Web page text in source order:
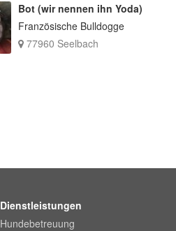
Bot (wir nennen ihn Yoda)
Französische Bulldogge
77960 Seelbach
Dienstleistungen
Hundebetreuung